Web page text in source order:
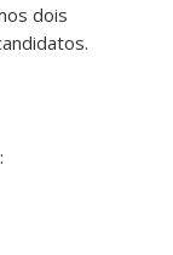
dois